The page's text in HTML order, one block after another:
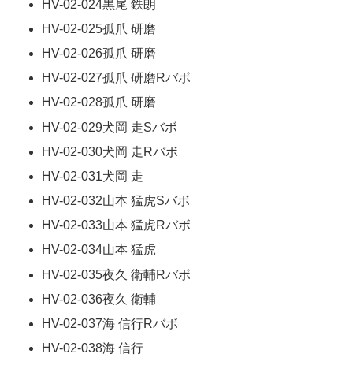
HV-02-024黒尾 鉄朗
HV-02-025孤爪 研磨
HV-02-026孤爪 研磨
HV-02-027孤爪 研磨Rバボ
HV-02-028孤爪 研磨
HV-02-029犬岡 走Sバボ
HV-02-030犬岡 走Rバボ
HV-02-031犬岡 走
HV-02-032山本 猛虎Sバボ
HV-02-033山本 猛虎Rバボ
HV-02-034山本 猛虎
HV-02-035夜久 衛輔Rバボ
HV-02-036夜久 衛輔
HV-02-037海 信行Rバボ
HV-02-038海 信行